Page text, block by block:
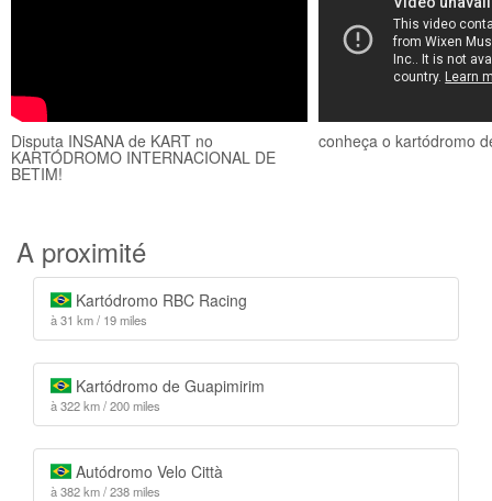
Disputa INSANA de KART no
KARTÓDROMO INTERNACIONAL DE
BETIM!
conheça o kartódromo
A proximité
Kartódromo RBC Racing
à 31 km / 19 miles
Kartódromo de Guapimirim
à 322 km / 200 miles
Autódromo Velo Città
à 382 km / 238 miles